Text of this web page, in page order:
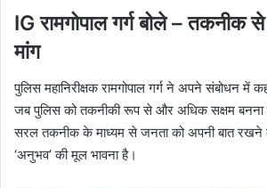
IG रामगोपाल गर्ग बोले – तकनीक
मांग
पुलिस महानिरीक्षक रामगोपाल गर्ग ने अपने संबोधन में
जब पुलिस को तकनीकी रूप से और अधिक सक्षम बनना
सरल तकनीक के माध्यम से जनता को अपनी बात रखने
‘अनुभव’ की मूल भावना है।